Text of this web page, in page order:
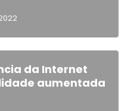
da Internet
aumentada